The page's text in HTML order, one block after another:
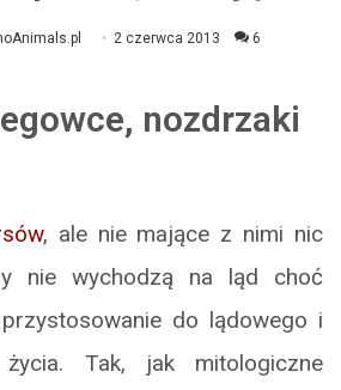
2 czerwca 2013 6
nozdrzaki
, ale nie mające z nimi nic
nie wychodzą na ląd choć
do lądowego i
Tak, jak mitologiczne